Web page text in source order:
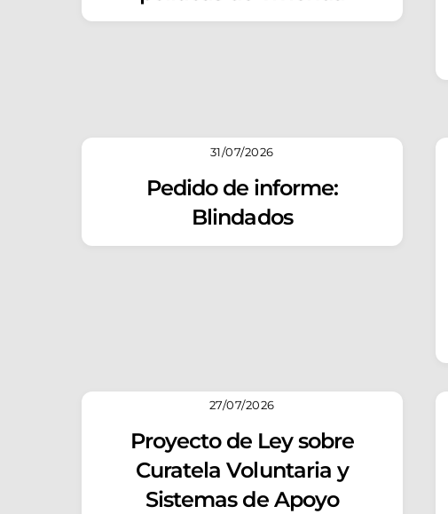
31/07/2026
Pedido de informe:
Blindados
27/07/2026
Proyecto de Ley sobre
Curatela Voluntaria y
Sistemas de Apoyo